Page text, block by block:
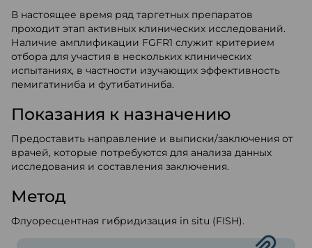
В настоящее время ряд таргетных препаратов
проходит этап активных клинических исследований.
Наличие амплификации FGFR1 служит критерием
отбора для участия в нескольких клинических
испытаниях, в частности изучающих эффективность
пемигатиниба и футибатиниба.
Показания к назначению
Предоставить направление и выписки/заключения от
врачей, которые потребуются для анализа данных
исследования и составления заключения.
Метод
Флуоресцентная гибридизация in situ (FISH).